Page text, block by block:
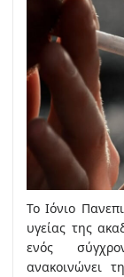
Το Ιόνιο
υγείας της
ενός
ανακοινώνει